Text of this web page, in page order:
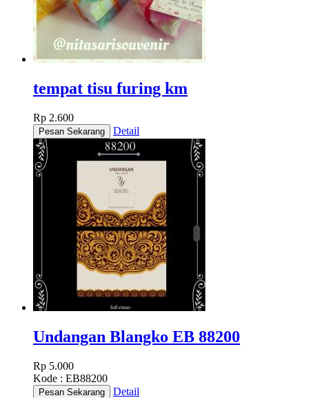
tempat tisu furing km
Rp 2.600
Detail
Undangan Blangko EB 88200
Rp 5.000
Kode : EB88200
Detail